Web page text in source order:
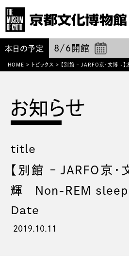
本日の予定 8/6 開館
HOME > トピックス > 【別館 – JARFO京・文博
title
【別館 – JARFO京
輝 Non-REM sleep
Date
2019.10.11